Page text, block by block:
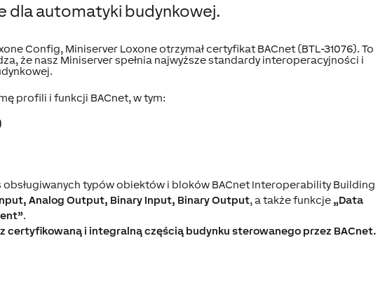
dla automatyki budynkowej.
Config, Miniserver Loxone otrzymał certyfikat BACnet (BTL-31076). To
że nasz Miniserver spełnia najwyższe standardy interoperacyjności i
profili i funkcji BACnet, w tym:
typów obiektów i bloków BACnet Interoperability Building
Analog Output, Binary Input, Binary Output, a także funkcje „Data
.
certyfikowaną i integralną częścią budynku sterowanego przez BACnet.